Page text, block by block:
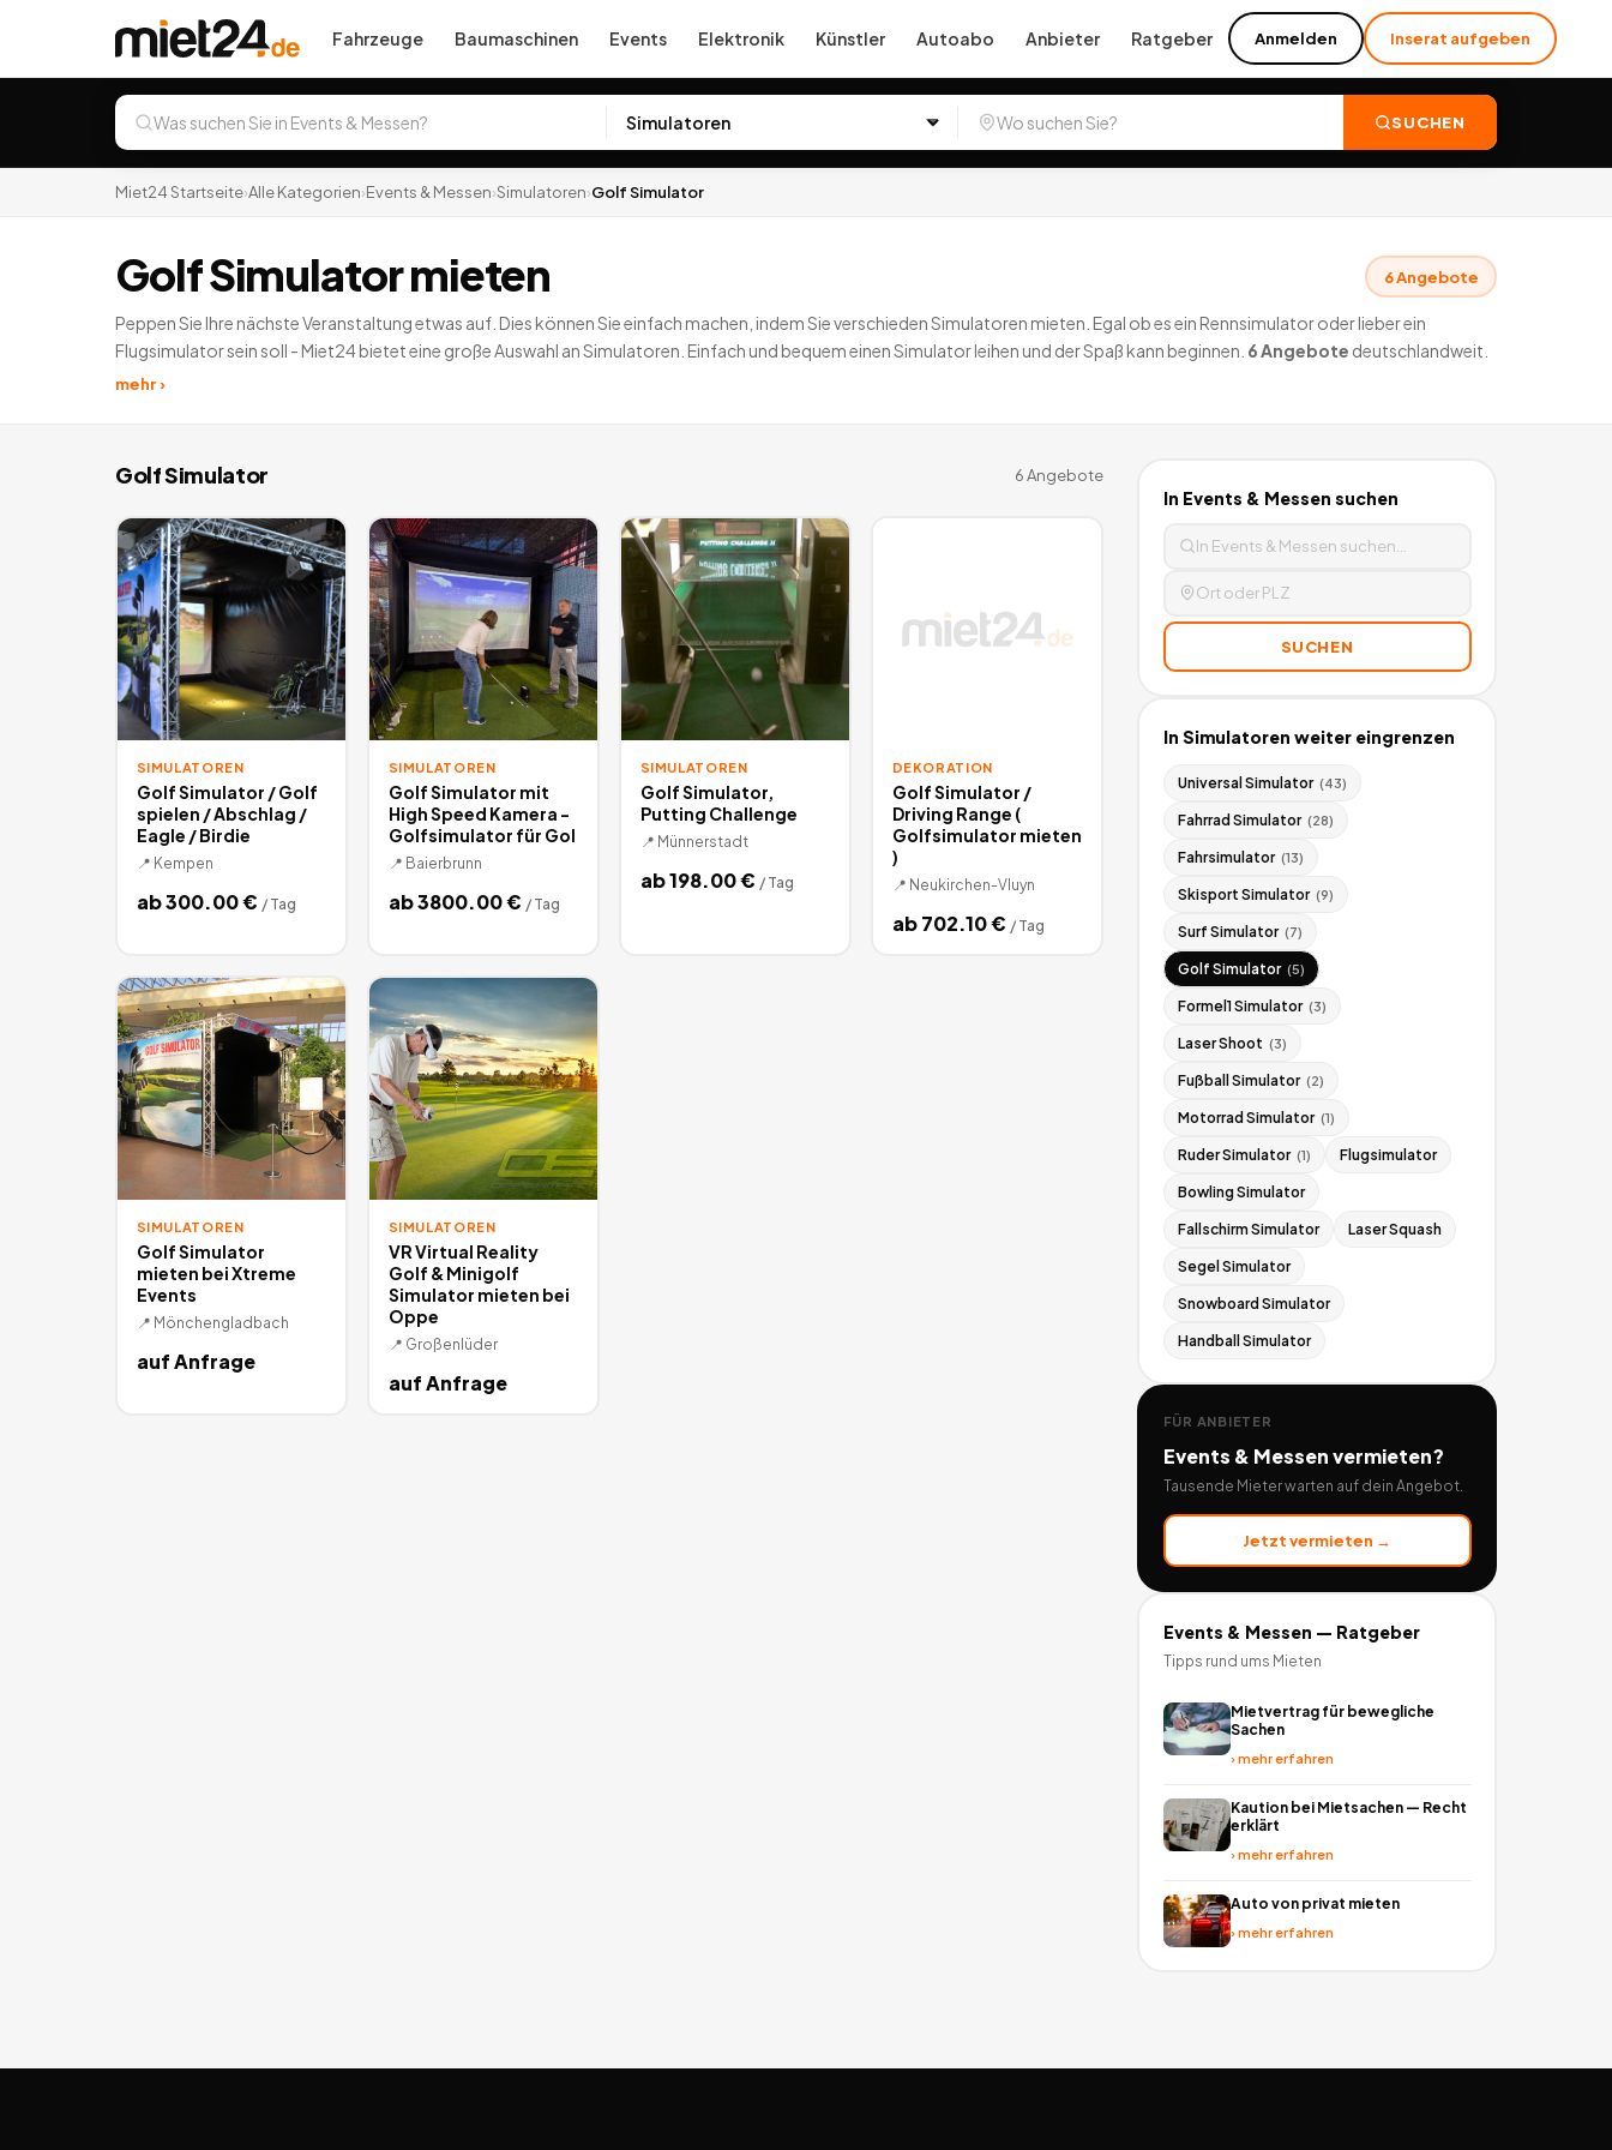
Fahrzeuge Baumaschinen Events Elektronik Künstler Autoabo Anbieter Ratgeber Anmelden Inserat aufgeben
SUCHEN
Miet24 Startseite›Alle Kategorien›Events & Messen›Simulatoren›Golf Simulator
Golf Simulator mieten 6Angebote
Peppen Sie Ihre nächste Veranstaltung etwas auf. Dies können Sie einfach machen, indem Sie verschieden Simulatoren mieten. Egal ob es ein Rennsimulator oder lieber ein
Flugsimulator sein soll - Miet24 bietet eine große Auswahl an Simulatoren. Einfach und bequem einen Simulator leihen und der Spaß kann beginnen. 6Angebote deutschlandweit.
mehr ›
Golf Simulator 6Angebote
SIMULATOREN
Golf Simulator / Golf
spielen / Abschlag /
Eagle / Birdie
📍 Kempen
ab300.00€ / Tag
SIMULATOREN
Golf Simulator mit
High Speed Kamera -
Golfsimulator für Gol
📍 Baierbrunn
ab3800.00€ / Tag
SIMULATOREN
Golf Simulator,
Putting Challenge
📍 Münnerstadt
ab198.00€ / Tag
DEKORATION
Golf Simulator /
Driving Range (
Golfsimulator mieten
)
📍 Neukirchen-Vluyn
ab702.10€ / Tag
SIMULATOREN
Golf Simulator
mieten bei Xtreme
Events
📍 Mönchengladbach
auf Anfrage
SIMULATOREN
VR Virtual Reality
Golf & Minigolf
Simulator mieten bei
Oppe
📍 Großenlüder
auf Anfrage
In Events & Messen suchen
SUCHEN
In Simulatoren weiter eingrenzen
Universal Simulator (43)
Fahrrad Simulator (28)
Fahrsimulator (13)
Skisport Simulator (9)
Surf Simulator (7)
Golf Simulator (5)
Formel1 Simulator (3)
Laser Shoot (3)
Fußball Simulator (2)
Motorrad Simulator (1)
Ruder Simulator (1) Flugsimulator
Bowling Simulator
Fallschirm Simulator Laser Squash
Segel Simulator
Snowboard Simulator
Handball Simulator
FÜR ANBIETER
Events & Messenvermieten?
Tausende Mieter warten auf dein Angebot.
Jetzt vermieten →
Events & Messen — Ratgeber
Tipps rund ums Mieten
Mietvertrag für bewegliche
Sachen
›mehr erfahren
Kaution bei Mietsachen — Recht
erklärt
›mehr erfahren
Auto von privat mieten
›mehr erfahren